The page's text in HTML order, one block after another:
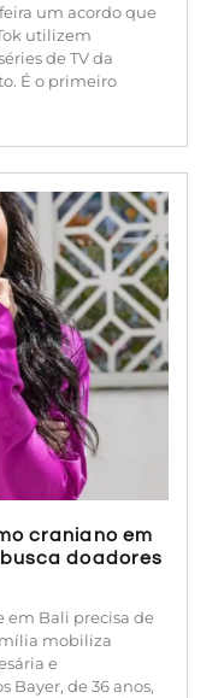
um acordo que
utilizem
de TV da
É o primeiro
craniano em
doadores
em Bali precisa de
mobiliza
e
Bayer, de 36 anos,